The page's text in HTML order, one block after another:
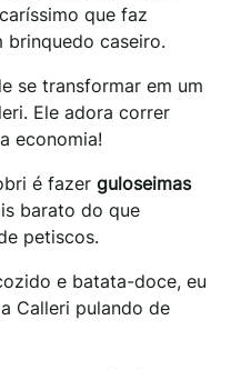
que faz
brinquedo caseiro.
se transformar em um
Ele adora correr
economia!
é fazer guloseimas
barato do que
petiscos.
e batata-doce, eu
Calleri pulando de